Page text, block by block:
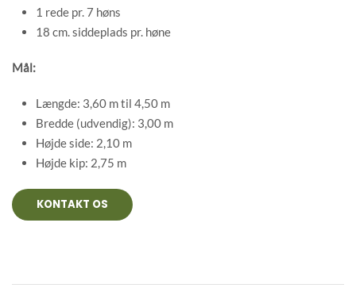
1 rede pr. 7 høns
18 cm. siddeplads pr. høne​
Mål:
Længde: 3,60 m til 4,50 m
Bredde (udvendig): 3,00 m
Højde side: 2,10 m
Højde kip: 2,75 m
KONTAKT OS